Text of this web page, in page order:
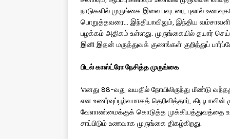
நாடுகளில் முருங்கை இலை பவுடரை, புலால்
பொறுத்தவரை… இந்தியாவிலும், இந்திய
பழக்கம் அதிகம் உள்ளது. முருங்கையில் தயார்
இனி இதன் மருத்துவக் குணங்கள் குறித்துப்
பிடல் காஸ்ட்ரோ நேசித்த முருங்கை
‘எனது 88-வது வயதில் நோயிலிருந்து மீண்டு
என உணர்வுப்பூர்வமாகத் தெரிவித்தார்,
வேளாண்மைக்குக் கொடுத்த முக்கியத்துவத்தை
சாப்பிடும் உணவாக முருங்கை திகழ்கிறது.